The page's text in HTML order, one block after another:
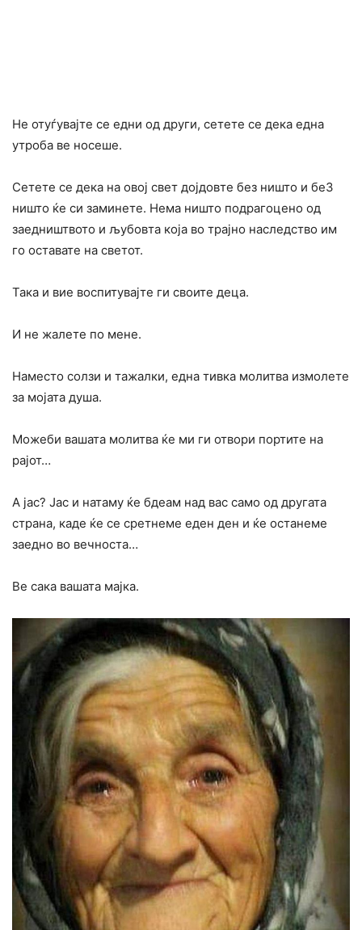
Не отуѓувајте се едни од други, сетете се дека една
утроба ве носеше.
Сетете се дека на овој свет дојдовте без ништо и беЗ
ништо ќе си заминете. Нема ништо подрагоцено од
заедништвото и љубовта која во трајно наследство им
го оставате на светот.
Така и вие воспитувајте ги своите деца.
И не жалете по мене.
Наместо солзи и тажалки, една тивка молитва измолете
за мојата душа.
Можеби вашата молитва ќе ми ги отвори портите на
рајот…
А јас? Јас и натаму ќе бдеам над вас само од другата
страна, каде ќе се сретнеме еден ден и ќе останеме
заедно во вечноста…
Ве сака вашата мајка.